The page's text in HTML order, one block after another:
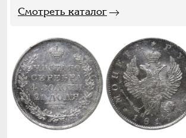
Смотреть каталог